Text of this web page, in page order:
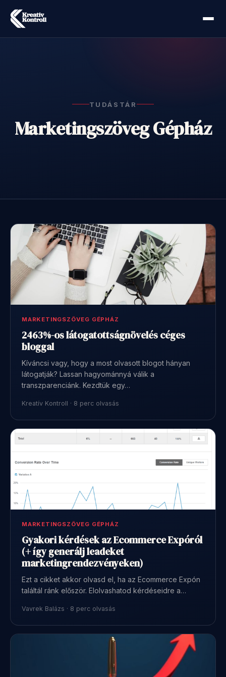
TUDÁSTÁR
Marketingszöveg Gépház
MARKETINGSZÖVEG GÉPHÁZ
2463%-os látogatottságnövelés céges
bloggal
Kíváncsi vagy, hogy a most olvasott blogot hányan
látogatják? Lassan hagyománnyá válik a
transzparenciánk. Kezdtük egy…
Kreatív Kontroll · 8 perc olvasás
MARKETINGSZÖVEG GÉPHÁZ
Gyakori kérdések az Ecommerce Expóról
(+ így generálj leadeket
marketingrendezvényeken)
Ezt a cikket akkor olvasd el, ha az Ecommerce Expón
találtál ránk először. Elolvashatod kérdéseidre a…
Vavrek Balázs · 8 perc olvasás